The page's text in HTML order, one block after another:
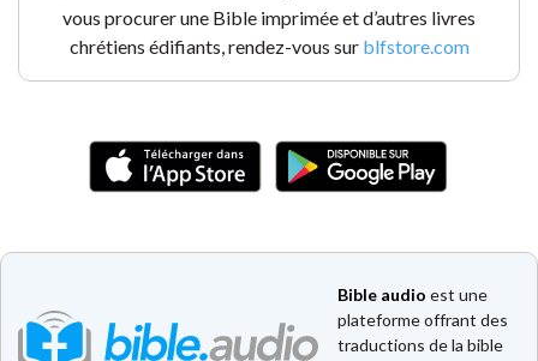
vous procurer une Bible imprimée et d’autres livres
chrétiens édifiants, rendez-vous sur blfstore.com
Bible audio est une
plateforme offrant des
traductions de la bible